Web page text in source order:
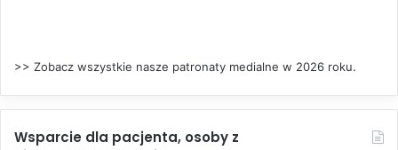
>> Zobacz wszystkie nasze patronaty medialne w 2026 roku.
Wsparcie dla pacjenta, osoby z